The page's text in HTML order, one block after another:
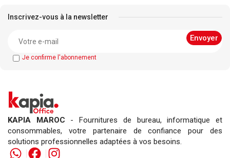
Inscrivez-vous à la newsletter
Je confirme l'abonnement
KAPIA MAROC - Fournitures de bureau, informatique et
consommables, votre partenaire de confiance pour des
solutions professionnelles adaptées à vos besoins.